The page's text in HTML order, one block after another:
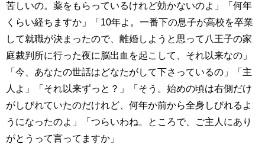
苦しいの。薬をもらっているけれど効かないのよ」「何年
くらい経ちますか」「10年よ。一番下の息子が高校を卒業
して就職が決まったので、離婚しようと思って八王子の家
庭裁判所に行った夜に脳出血を起こして、それ以来なの」
「今、あなたの世話はどなたがして下さっているの」「主
人よ」「それ以来ずっと？」「そう。始めの頃は右側だけ
がしびれていたのだけれど、何年か前から全身しびれるよ
うになったのよ」「つらいわね。ところで、ご主人にあり
がとうって言ってますか」